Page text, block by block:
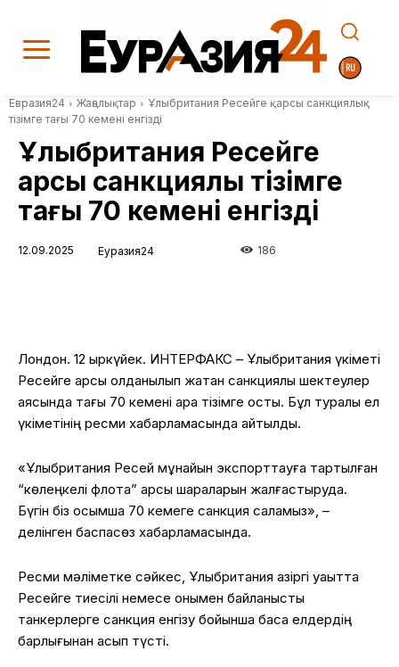
Евразия24 Жаңалықтар
Ұлыбритания Ресейге қарсы санкциялық
тізімге тағы 70 кемені енгізді
Ұлыбритания Ресейге
қарсы санкциялық тізімге
тағы 70 кемені енгізді
12.09.2025 Еуразия24 186
Лондон. 12 қыркүйек. ИНТЕРФАКС – Ұлыбритания үкіметі
Ресейге қарсы қолданылып жатқан санкциялық шектеулер
аясында тағы 70 кемені қара тізімге қосты. Бұл туралы ел
үкіметінің ресми хабарламасында айтылды.
«Ұлыбритания Ресей мұнайын экспорттауға тартылған
“көлеңкелі флотқа” қарсы шараларын жалғастыруда.
Бүгін біз қосымша 70 кемеге санкция саламыз», –
делінген баспасөз хабарламасында.
Ресми мәліметке сәйкес, Ұлыбритания қазіргі уақытта
Ресейге тиесілі немесе онымен байланысты
танкерлерге санкция енгізу бойынша басқа елдердің
барлығынан асып түсті.